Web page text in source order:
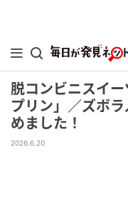
脱コンビニスイ
プリン」／ズボ
めました！
2026.6.20